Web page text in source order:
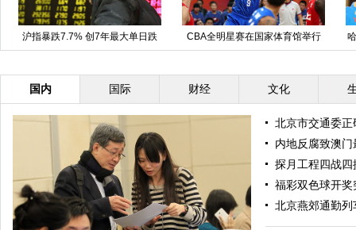
沪指暴跌7.7% 创7年最大单日跌
幅
CBA全明星赛在国家体育馆举行
国内 国际 财经 文化
北京市交通委正
内地反腐致澳
探月工程四战
福彩双色球开
北京燕郊通勤